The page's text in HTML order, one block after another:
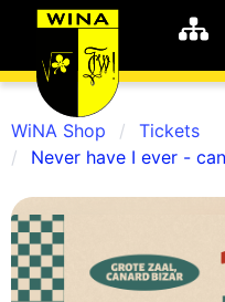
WiNA
Career
WiNA Shop
Tickets
Never have I ever -